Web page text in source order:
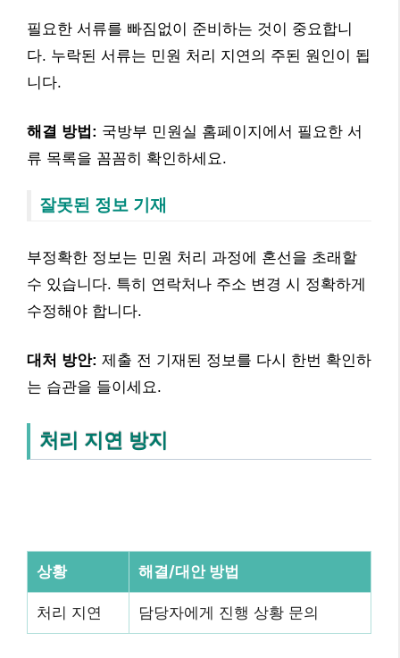
필요한 서류를 빠짐없이 준비하는 것이 중요합니
다. 누락된 서류는 민원 처리 지연의 주된 원인이 됩
니다.
해결 방법: 국방부 민원실 홈페이지에서 필요한 서
류 목록을 꼼꼼히 확인하세요.
잘못된 정보 기재
부정확한 정보는 민원 처리 과정에 혼선을 초래할
수 있습니다. 특히 연락처나 주소 변경 시 정확하게
수정해야 합니다.
대처 방안: 제출 전 기재된 정보를 다시 한번 확인하
는 습관을 들이세요.
처리 지연 방지
상황 해결/대안 방법
처리 지연 담당자에게 진행 상황 문의